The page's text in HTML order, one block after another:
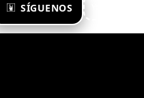
SÍGUENOS